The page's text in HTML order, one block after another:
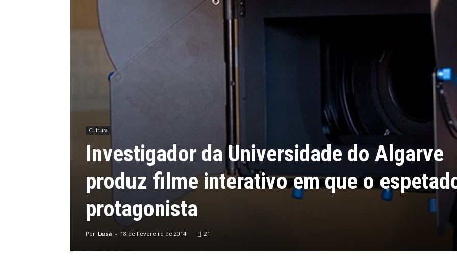
Cultura
Investigador da Universidade do Algarve
produz filme interativo em que o
protagonista
Por Lusa - 18 de Fevereiro de 2014 21